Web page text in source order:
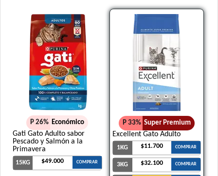
P 26% Económico
Gati Gato Adulto sabor
Pescado y Salmón a la
Primavera
15KG $49.000 COMPRAR
P 33% Super Premium
Excellent Gato Adulto
1KG $11.700 COMPRAR
3KG $32.100 COMPRAR